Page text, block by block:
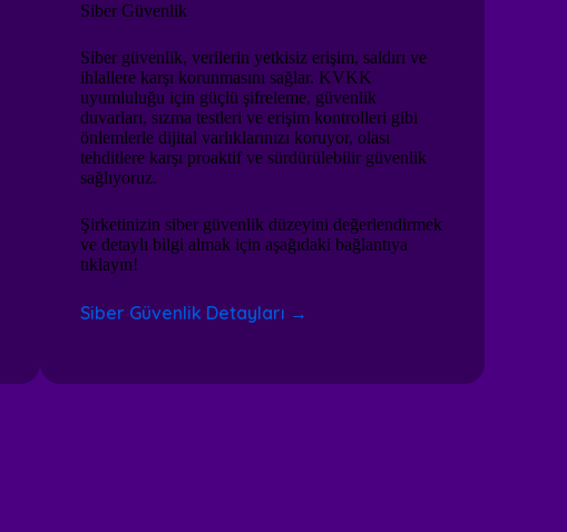
Siber Güvenlik
Siber güvenlik, verilerin yetkisiz erişim, saldırı ve
ihlallere karşı korunmasını sağlar. KVKK
uyumluluğu için güçlü şifreleme, güvenlik
duvarları, sızma testleri ve erişim kontrolleri gibi
önlemlerle dijital varlıklarınızı koruyor, olası
tehditlere karşı proaktif ve sürdürülebilir güvenlik
sağlıyoruz.
Şirketinizin siber güvenlik düzeyini değerlendirmek
ve detaylı bilgi almak için aşağıdaki bağlantıya
tıklayın!
Siber Güvenlik Detayları →